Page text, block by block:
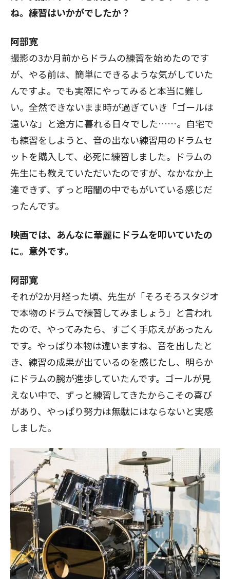
ね。練習はいかがでしたか？
阿部寛
撮影の3か月前からドラムの練習を始めたのです
が、やる前は、簡単にできるような気がしていた
んですよ。でも実際にやってみると本当に難し
い。全然できないまま時が過ぎていき「ゴールは
遠いな」と途方に暮れる日々でした……。自宅で
も練習をしようと、音の出ない練習用のドラムセ
ットを購入して、必死に練習しました。ドラムの
先生にも教えていただいたのですが、なかなか上
達できず、ずっと暗闇の中でもがいている感じだ
ったんです。
――映画では、あんなに華麗にドラムを叩いていたの
に。意外です。
阿部寛
それが2か月経った頃、先生が「そろそろスタジオ
で本物のドラムで練習してみましょう」と言われ
たので、やってみたら、すごく手応えがあったん
です。やっぱり本物は違いますね、音を出したと
き、練習の成果が出ているのを感じたし、明らか
にドラムの腕が進歩していたんです。ゴールが見
えない中で、ずっと練習してきたからこその喜び
があり、やっぱり努力は無駄にはならないと実感
しました。